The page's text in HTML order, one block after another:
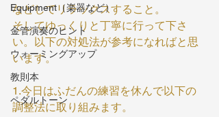
Equipment（楽器など）
金管演奏のヒント
ウォーミングアップ
教則本
ペダルトーン
などしてリラックスすること。
そしてゆっくりと丁寧に行って下さ
い。以下の対処法が参考になればと思
います。
1.今日はふだんの練習を休んで以下の
調整法に取り組みます。